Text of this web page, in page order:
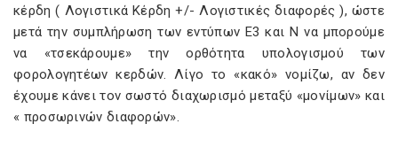
κέρδη ( Λογιστικά Κέρδη +/- Λογιστικές διαφορές ), ώστε
μετά την συμπλήρωση των εντύπων Ε3 και Ν να μπορούμε
να «τσεκάρουμε» την ορθότητα υπολογισμού των
φορολογητέων κερδών. Λίγο το «κακό» νομίζω, αν δεν
έχουμε κάνει τον σωστό διαχωρισμό μεταξύ «μονίμων» και
« προσωρινών διαφορών».